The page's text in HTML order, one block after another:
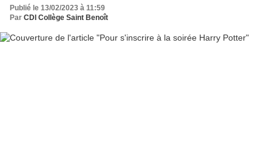
Publié le 13/02/2023 à 11:59
Par CDI Collège Saint Benoît